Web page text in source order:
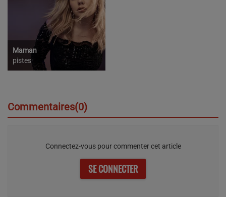
Maman
pistes
Commentaires(0)
Connectez-vous pour commenter cet article
SE CONNECTER